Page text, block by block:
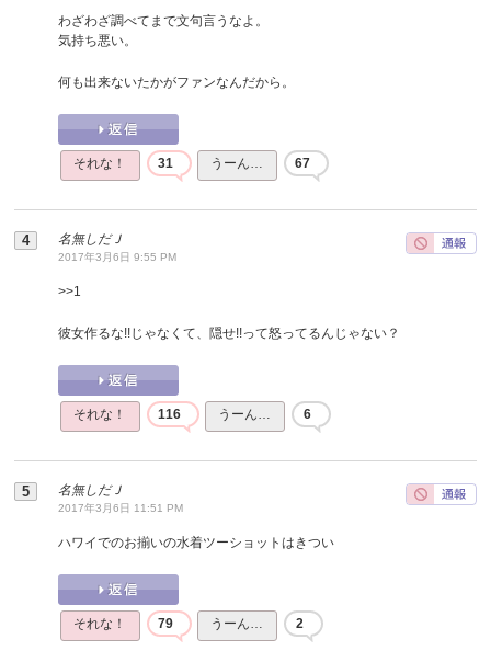
わざわざ調べてまで文句言うなよ。
気持ち悪い。
何も出来ないたかがファンなんだから。
それな！ 31 うーん… 67
名無しだＪ
2017年3月6日 9:55 PM
>>1
彼女作るな!!じゃなくて、隠せ!!って怒ってるんじゃない？
それな！ 116 うーん… 6
名無しだＪ
2017年3月6日 11:51 PM
ハワイでのお揃いの水着ツーショットはきつい
それな！ 79 うーん… 2